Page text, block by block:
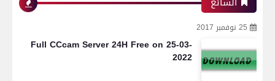
25 نوفمبر 2017
Full CCcam Server 24H Free on 25-03-
2022